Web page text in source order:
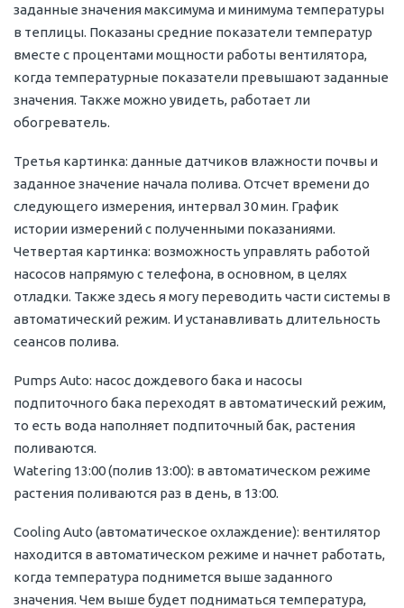
заданные значения максимума и минимума температуры
в теплицы. Показаны средние показатели температур
вместе с процентами мощности работы вентилятора,
когда температурные показатели превышают заданные
значения. Также можно увидеть, работает ли
обогреватель.
Третья картинка: данные датчиков влажности почвы и
заданное значение начала полива. Отсчет времени до
следующего измерения, интервал 30 мин. График
истории измерений с полученными показаниями.
Четвертая картинка: возможность управлять работой
насосов напрямую с телефона, в основном, в целях
отладки. Также здесь я могу переводить части системы в
автоматический режим. И устанавливать длительность
сеансов полива.
Pumps Auto: насос дождевого бака и насосы
подпиточного бака переходят в автоматический режим,
то есть вода наполняет подпиточный бак, растения
поливаются.
Watering 13:00 (полив 13:00): в автоматическом режиме
растения поливаются раз в день, в 13:00.
Cooling Auto (автоматическое охлаждение): вентилятор
находится в автоматическом режиме и начнет работать,
когда температура поднимется выше заданного
значения. Чем выше будет подниматься температура,